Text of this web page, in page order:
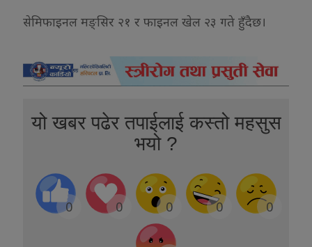
सेमिफाइनल मङ्सिर २१ र फाइनल खेल २३ गते हुँदैछ।
यो खबर पढेर तपाईलाई कस्तो महसुस
भयो ?
0 0 0 0 0